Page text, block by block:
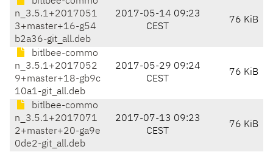
n_3.5.1+2017051
3+master+16-g54
b2a36-git_all.deb
2017-05-14 09:23
CEST
76 KiB
bitlbee-commo
n_3.5.1+2017052
9+master+18-gb9c
10a1-git_all.deb
2017-05-29 09:24
CEST
76 KiB
bitlbee-commo
n_3.5.1+2017071
2+master+20-ga9e
0de2-git_all.deb
2017-07-13 09:23
CEST
76 KiB